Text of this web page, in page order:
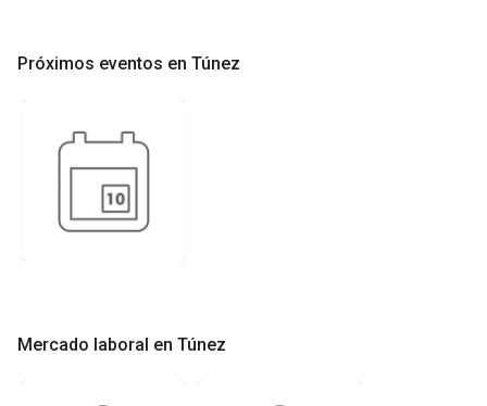
Próximos eventos en Túnez
Mercado laboral en Túnez